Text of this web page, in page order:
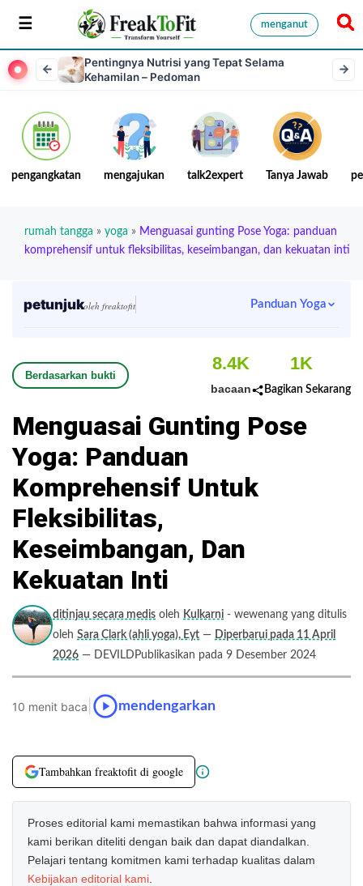
menganut
Pentingnya Nutrisi yang Tepat Selama
Kehamilan – Pedoman
pengangkatan mengajukan talk2expert Tanya Jawab
rumah tangga » yoga » Menguasai gunting Pose Yoga: panduan
komprehensif untuk fleksibilitas, keseimbangan, dan kekuatan inti
petunjukoleh freaktofit Panduan Yoga
Berdasarkan bukti
8.4K
bacaan
1K
Bagikan Sekarang
Menguasai Gunting Pose
Yoga: Panduan
Komprehensif Untuk
Fleksibilitas,
Keseimbangan, Dan
Kekuatan Inti
ditinjau secara medis oleh Kulkarni - wewenang yang ditulis
oleh Sara Clark (ahli yoga), Eyt — Diperbarui pada 11 April
2026 — DEVILDPublikasikan pada 9 Desember 2024
10 menit baca mendengarkan
Tambahkan freaktofit di google
Proses editorial kami memastikan bahwa informasi yang
kami berikan diteliti dengan baik dan dapat diandalkan.
Pelajari tentang komitmen kami terhadap kualitas dalam
Kebijakan editorial kami